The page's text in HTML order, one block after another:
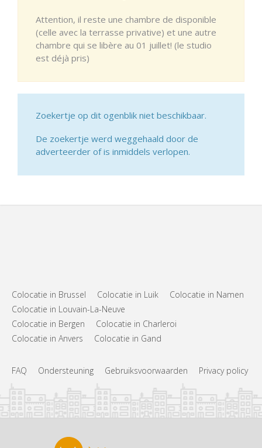
Attention, il reste une chambre de disponible
(celle avec la terrasse privative) et une autre
chambre qui se libère au 01 juillet! (le studio
est déjà pris)
Zoekertje op dit ogenblik niet beschikbaar.
De zoekertje werd weggehaald door de
adverteerder of is inmiddels verlopen.
Colocatie in Brussel Colocatie in Luik
Colocatie in Namen
Colocatie in Louvain-La-Neuve
Colocatie in Bergen
Colocatie in Charleroi
Colocatie in Anvers
Colocatie in Gand
FAQ Ondersteuning Gebruiksvoorwaarden Privacy policy